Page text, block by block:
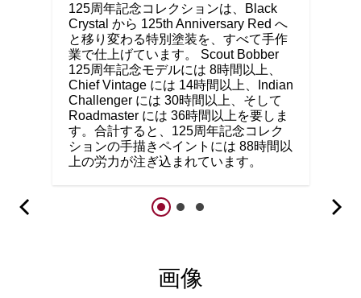
125周年記念コレクションは、Black
Crystal から 125th Anniversary Red へ
と移り変わる特別塗装を、すべて手作
業で仕上げています。 Scout Bobber
125周年記念モデルには 8時間以上、
Chief Vintage には 14時間以上、Indian
Challenger には 30時間以上、そして
Roadmaster には 36時間以上を要しま
す。合計すると、125周年記念コレク
ションの手描きペイントには 88時間以
上の労力が注ぎ込まれています。
画像